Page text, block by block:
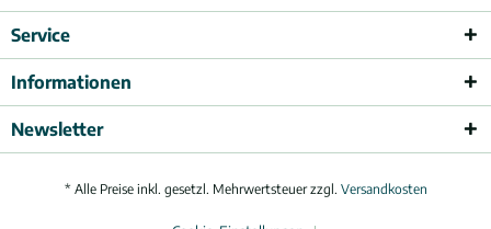
Service
Informationen
Newsletter
* Alle Preise inkl. gesetzl. Mehrwertsteuer zzgl. Versandkosten